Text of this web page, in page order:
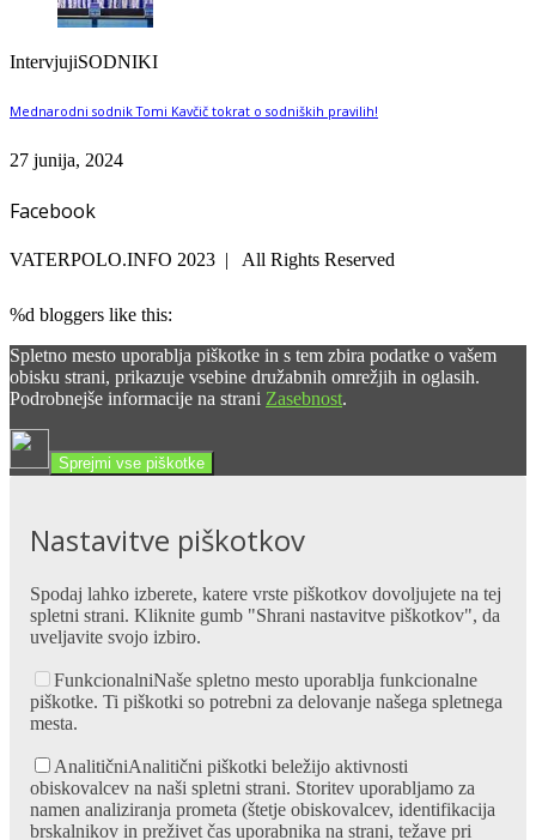
IntervjujiSODNIKI
Mednarodni sodnik Tomi Kavčič tokrat o sodniških pravilih!
27 junija, 2024
Facebook
VATERPOLO.INFO 2023 | All Rights Reserved
%d bloggers like this:
Spletno mesto uporablja piškotke in s tem zbira podatke o vašem
obisku strani, prikazuje vsebine družabnih omrežjih in oglasih.
Podrobnejše informacije na strani Zasebnost.
Sprejmi vse piškotke
Nastavitve piškotkov
Spodaj lahko izberete, katere vrste piškotkov dovoljujete na tej
spletni strani. Kliknite gumb "Shrani nastavitve piškotkov", da
uveljavite svojo izbiro.
FunkcionalniNaše spletno mesto uporablja funkcionalne
piškotke. Ti piškotki so potrebni za delovanje našega spletnega
mesta.
AnalitičniAnalitični piškotki beležijo aktivnosti
obiskovalcev na naši spletni strani. Storitev uporabljamo za
namen analiziranja prometa (štetje obiskovalcev, identifikacija
brskalnikov in preživet čas uporabnika na strani, težave pri